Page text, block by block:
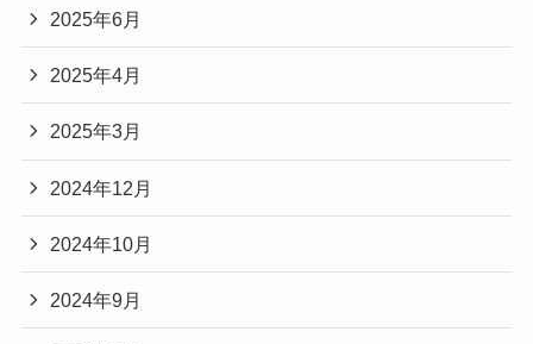
2025年6月
2025年4月
2025年3月
2024年12月
2024年10月
2024年9月